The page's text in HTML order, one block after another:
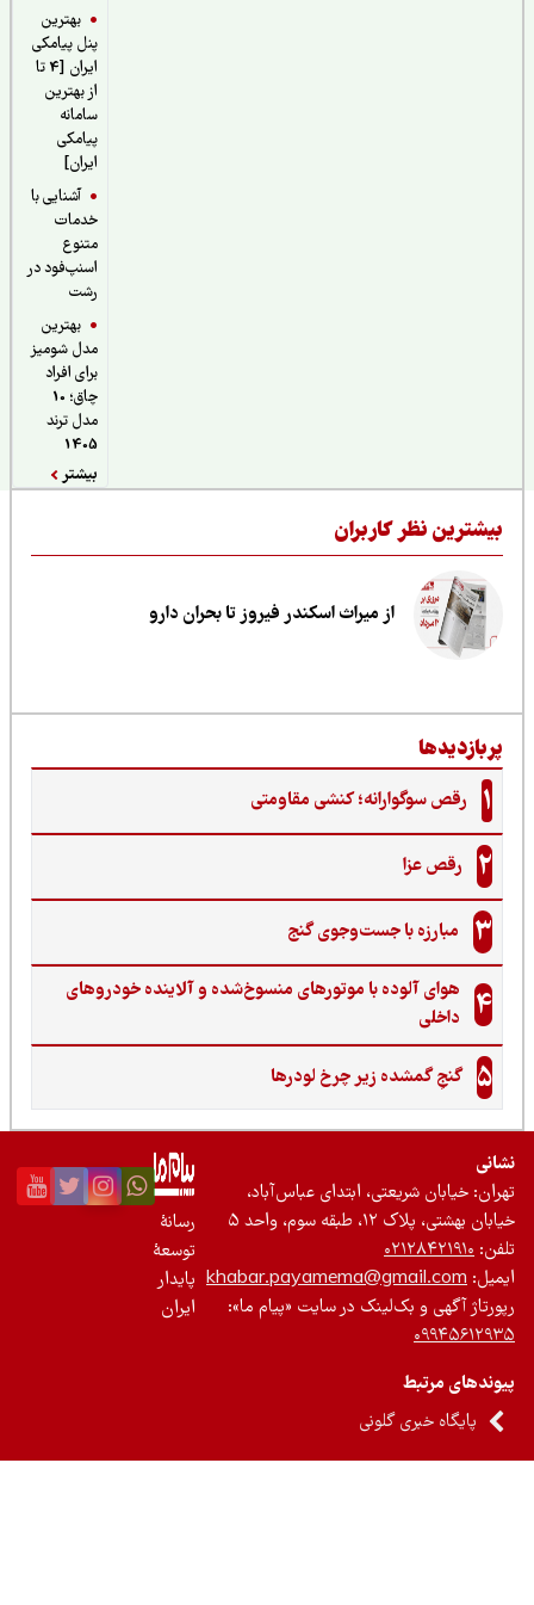
بهترین
پنل پیامکی
ایران [4 تا
از بهترین
سامانه
پیامکی
آشنایی با
خدمات
اسنپ‌فود در
بهترین
مدل شومیز
برای افراد
چاق؛ 10
مدل ترند
نظر کاربران
از میراث اسکندر فیروز تا بحران دارو
رقص سوگوارانه؛ کنشی مقاومتی
رقص عزا
مبارزه با جست‌وجوی گنج‌
هوای آلوده با موتورهای منسوخ‌شده و آلاینده خودروهای
داخلی
گنجِ گمشده زیر چرخ لودرها
خیابان شریعتی، ابتدای عباس‌آباد،
بهشتی، پلاک ۱۲، طبقه سوم، واحد ۵
۰۲۱۲۸۴۲۱۹۱۰
khabar.payamema@gmail.com
آگهی و بک‌لینک در سایت «پیام ما»:
مرتبط
پایگاه خبری گلونی
رسانۀ
توسعۀ
پایدار
ایران